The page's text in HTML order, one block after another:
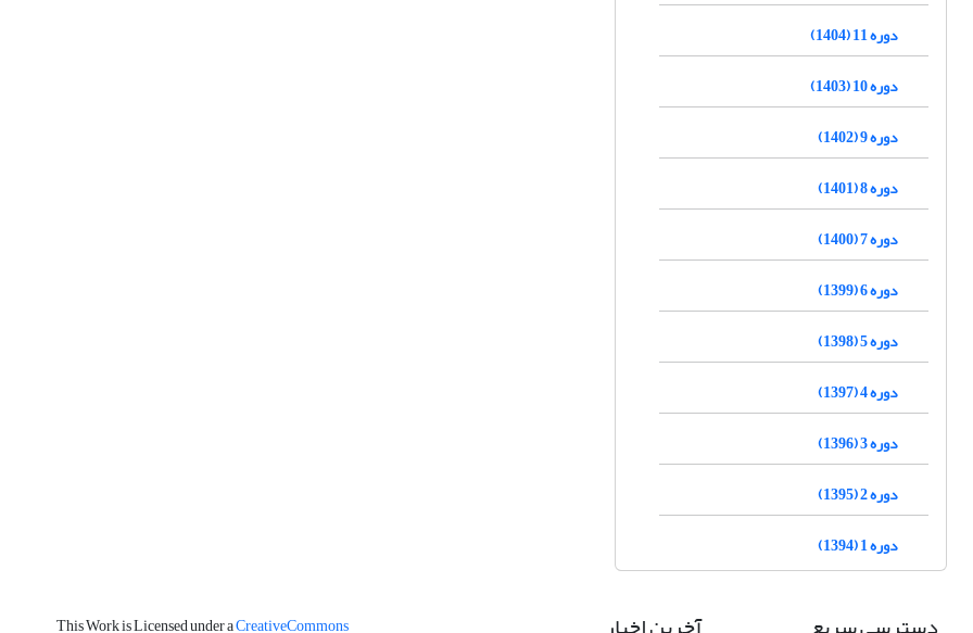
دوره 11 (1404)
دوره 10 (1403)
دوره 9 (1402)
دوره 8 (1401)
دوره 7 (1400)
دوره 6 (1399)
دوره 5 (1398)
دوره 4 (1397)
دوره 3 (1396)
دوره 2 (1395)
دوره 1 (1394)
This Work is Licensed under aCreativeCommons